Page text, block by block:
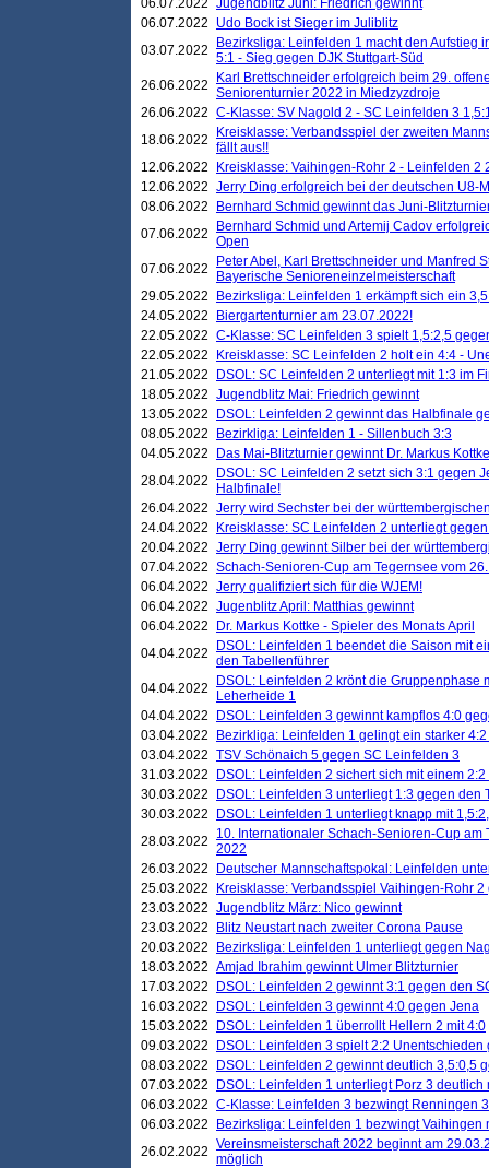
06.07.2022 Jugendblitz Juni: Friedrich gewinnt
06.07.2022
Udo Bock ist Sieger im Juliblitz
03.07.2022
Bezirksliga: Leinfelden 1 macht den Aufstieg
5:1 - Sieg gegen DJK Stuttgart-Süd
26.06.2022
Karl Brettschneider erfolgreich beim 29.
Seniorenturnier 2022 in Miedzyzdroje
26.06.2022 C-Klasse: SV Nagold 2 - SC Leinfelden 3
18.06.2022
Kreisklasse: Verbandsspiel der zweiten
fällt aus!!
12.06.2022
Kreisklasse: Vaihingen-Rohr 2 - Leinfelden 2
12.06.2022 Jerry Ding erfolgreich bei der deutschen U8-
08.06.2022
Bernhard Schmid gewinnt das Juni-
07.06.2022
Bernhard Schmid und Artemij Cadov
Open
07.06.2022
Peter Abel, Karl Brettschneider und Manfred
Bayerische Senioreneinzelmeisterschaft
29.05.2022
Bezirksliga: Leinfelden 1 erkämpft sich ein
24.05.2022
Biergartenturnier am 23.07.2022!
22.05.2022 C-Klasse: SC Leinfelden 3 spielt 1,5:2,5
22.05.2022
Kreisklasse: SC Leinfelden 2 holt ein 4:4 -
21.05.2022
DSOL: SC Leinfelden 2 unterliegt mit 1:3 im
18.05.2022 Jugendblitz Mai: Friedrich gewinnt
13.05.2022
DSOL: Leinfelden 2 gewinnt das Halbfinale
08.05.2022
Bezirkliga: Leinfelden 1 - Sillenbuch 3:3
04.05.2022
Das Mai-Blitzturnier gewinnt Dr. Markus
28.04.2022
DSOL: SC Leinfelden 2 setzt sich 3:1 gegen
Halbfinale!
26.04.2022 Jerry wird Sechster bei der
24.04.2022
Kreisklasse: SC Leinfelden 2 unterliegt
20.04.2022 Jerry Ding gewinnt Silber bei der
07.04.2022 Schach-Senioren-Cup am Tegernsee vom
06.04.2022 Jerry qualifiziert sich für die WJEM!
06.04.2022 Jugenblitz April: Matthias gewinnt
06.04.2022
Dr. Markus Kottke - Spieler des Monats April
04.04.2022
DSOL: Leinfelden 1 beendet die Saison mit
den Tabellenführer
04.04.2022
DSOL: Leinfelden 2 krönt die Gruppenphase
Leherheide 1
04.04.2022
DSOL: Leinfelden 3 gewinnt kampflos 4:0
03.04.2022
Bezirkliga: Leinfelden 1 gelingt ein starker
03.04.2022 TSV Schönaich 5 gegen SC Leinfelden 3
31.03.2022
DSOL: Leinfelden 2 sichert sich mit einem
30.03.2022
DSOL: Leinfelden 3 unterliegt 1:3 gegen den
30.03.2022
DSOL: Leinfelden 1 unterliegt knapp mit
28.03.2022
10. Internationaler Schach-Senioren-Cup am
2022
26.03.2022
Deutscher Mannschaftspokal: Leinfelden
25.03.2022
Kreisklasse: Verbandsspiel Vaihingen-Rohr
23.03.2022 Jugendblitz März: Nico gewinnt
23.03.2022
Blitz Neustart nach zweiter Corona Pause
20.03.2022
Bezirksliga: Leinfelden 1 unterliegt gegen
18.03.2022 Amjad Ibrahim gewinnt Ulmer Blitzturnier
17.03.2022
DSOL: Leinfelden 2 gewinnt 3:1 gegen den
16.03.2022
DSOL: Leinfelden 3 gewinnt 4:0 gegen Jena
15.03.2022
DSOL: Leinfelden 1 überrollt Hellern 2 mit 4:0
09.03.2022
DSOL: Leinfelden 3 spielt 2:2 Unentschieden
08.03.2022
DSOL: Leinfelden 2 gewinnt deutlich 3,5:0,5
07.03.2022
DSOL: Leinfelden 1 unterliegt Porz 3 deutlich
06.03.2022 C-Klasse: Leinfelden 3 bezwingt Renningen
06.03.2022
Bezirksliga: Leinfelden 1 bezwingt Vaihingen
26.02.2022 Vereinsmeisterschaft 2022 beginnt am
möglich